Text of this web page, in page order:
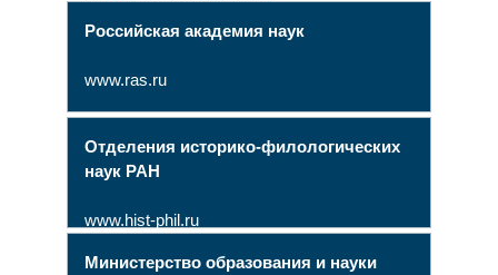
Российская академия наук
www.ras.ru
Отделения историко-филологических
наук РАН
www.hist-phil.ru
Министерство образования и науки